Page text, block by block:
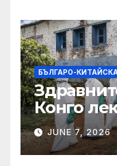
БЪЛГАРО-
Конго
търси
JUNE 7, 2026